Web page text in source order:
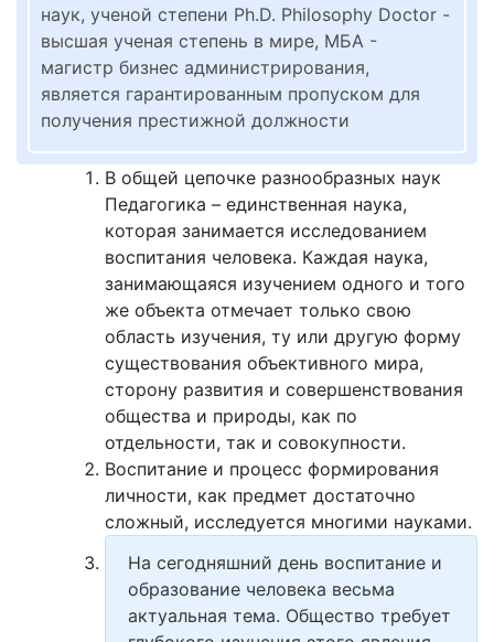
наук, ученой степени Ph.D. Philosophy Doctor -
высшая ученая степень в мире, МБА -
магистр бизнес администрирования,
является гарантированным пропуском для
получения престижной должности
В общей цепочке разнообразных наук
Педагогика – единственная наука,
которая занимается исследованием
воспитания человека. Каждая наука,
занимающаяся изучением одного и того
же объекта отмечает только свою
область изучения, ту или другую форму
существования объективного мира,
сторону развития и совершенствования
общества и природы, как по
отдельности, так и совокупности.
Воспитание и процесс формирования
личности, как предмет достаточно
сложный, исследуется многими науками.
На сегодняшний день воспитание и
образование человека весьма
актуальная тема. Общество требует